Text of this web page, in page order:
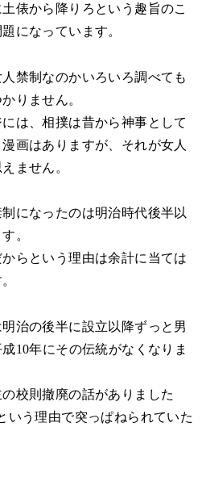
俵から降りろという趣旨のこ
になっています。
禁制なのかいろいろ調べても
りません。
は、相撲は昔から神事として
画はありますが、それが女人
ません。
になったのは明治時代後半以
。
らという理由は余計に当ては
治の後半に設立以降ずっと男
10年にその伝統がなくなりま
校則撤廃の話がありました
いう理由で突っぱねられていた